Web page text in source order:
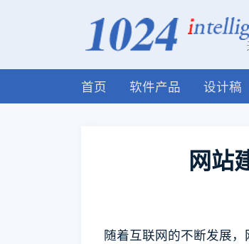
首页 软件产品 设计稿
网站
随着互联网的不断发展